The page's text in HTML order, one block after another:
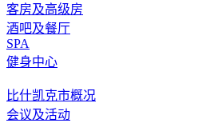
客房及高级房
酒吧及餐厅
SPA
健身中心
比什凯克市概况
会议及活动